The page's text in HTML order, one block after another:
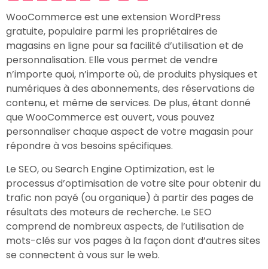
WooCommerce est une extension WordPress
gratuite, populaire parmi les propriétaires de
magasins en ligne pour sa facilité d’utilisation et de
personnalisation. Elle vous permet de vendre
n’importe quoi, n’importe où, de produits physiques et
numériques à des abonnements, des réservations de
contenu, et même de services. De plus, étant donné
que WooCommerce est ouvert, vous pouvez
personnaliser chaque aspect de votre magasin pour
répondre à vos besoins spécifiques.
Le SEO, ou Search Engine Optimization, est le
processus d’optimisation de votre site pour obtenir du
trafic non payé (ou organique) à partir des pages de
résultats des moteurs de recherche. Le SEO
comprend de nombreux aspects, de l’utilisation de
mots-clés sur vos pages à la façon dont d’autres sites
se connectent à vous sur le web.